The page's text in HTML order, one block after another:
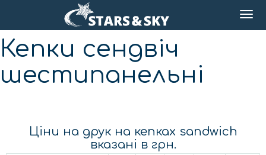
Кепки сендвіч
шестипанельні
Ціни на друк на кепках sandwich
вказані в грн.